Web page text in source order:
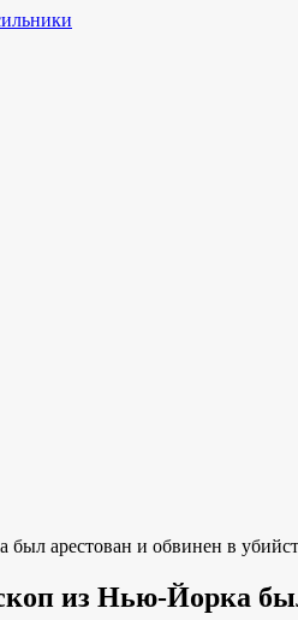
арестован и обвинен в
из Нью-Йорка